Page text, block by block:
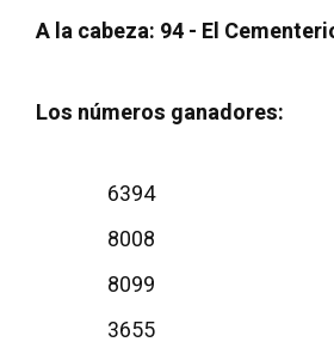
A la cabeza: 94 - El
Los números ganadores:
6394
8008
8099
3655